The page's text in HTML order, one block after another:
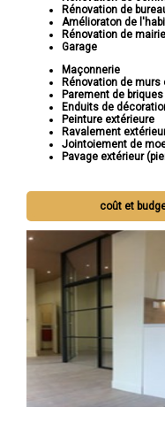
Rénovation de
Amélioraton de
Rénovation de mairie
Garage
Maçonnerie
Rénovation de murs
Parement de briques
Enduits de
Peinture extérieure
Ravalement
Jointoiement de
Pavage extérieur
coût et